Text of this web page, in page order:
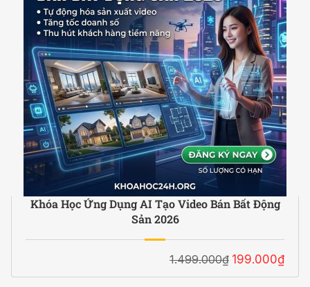
Khóa Học Ứng Dụng AI Tạo Video Bán Bất Động
Sản 2026
1.499.000₫ 199.000₫